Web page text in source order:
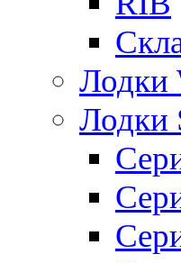
Лодки
Лодки